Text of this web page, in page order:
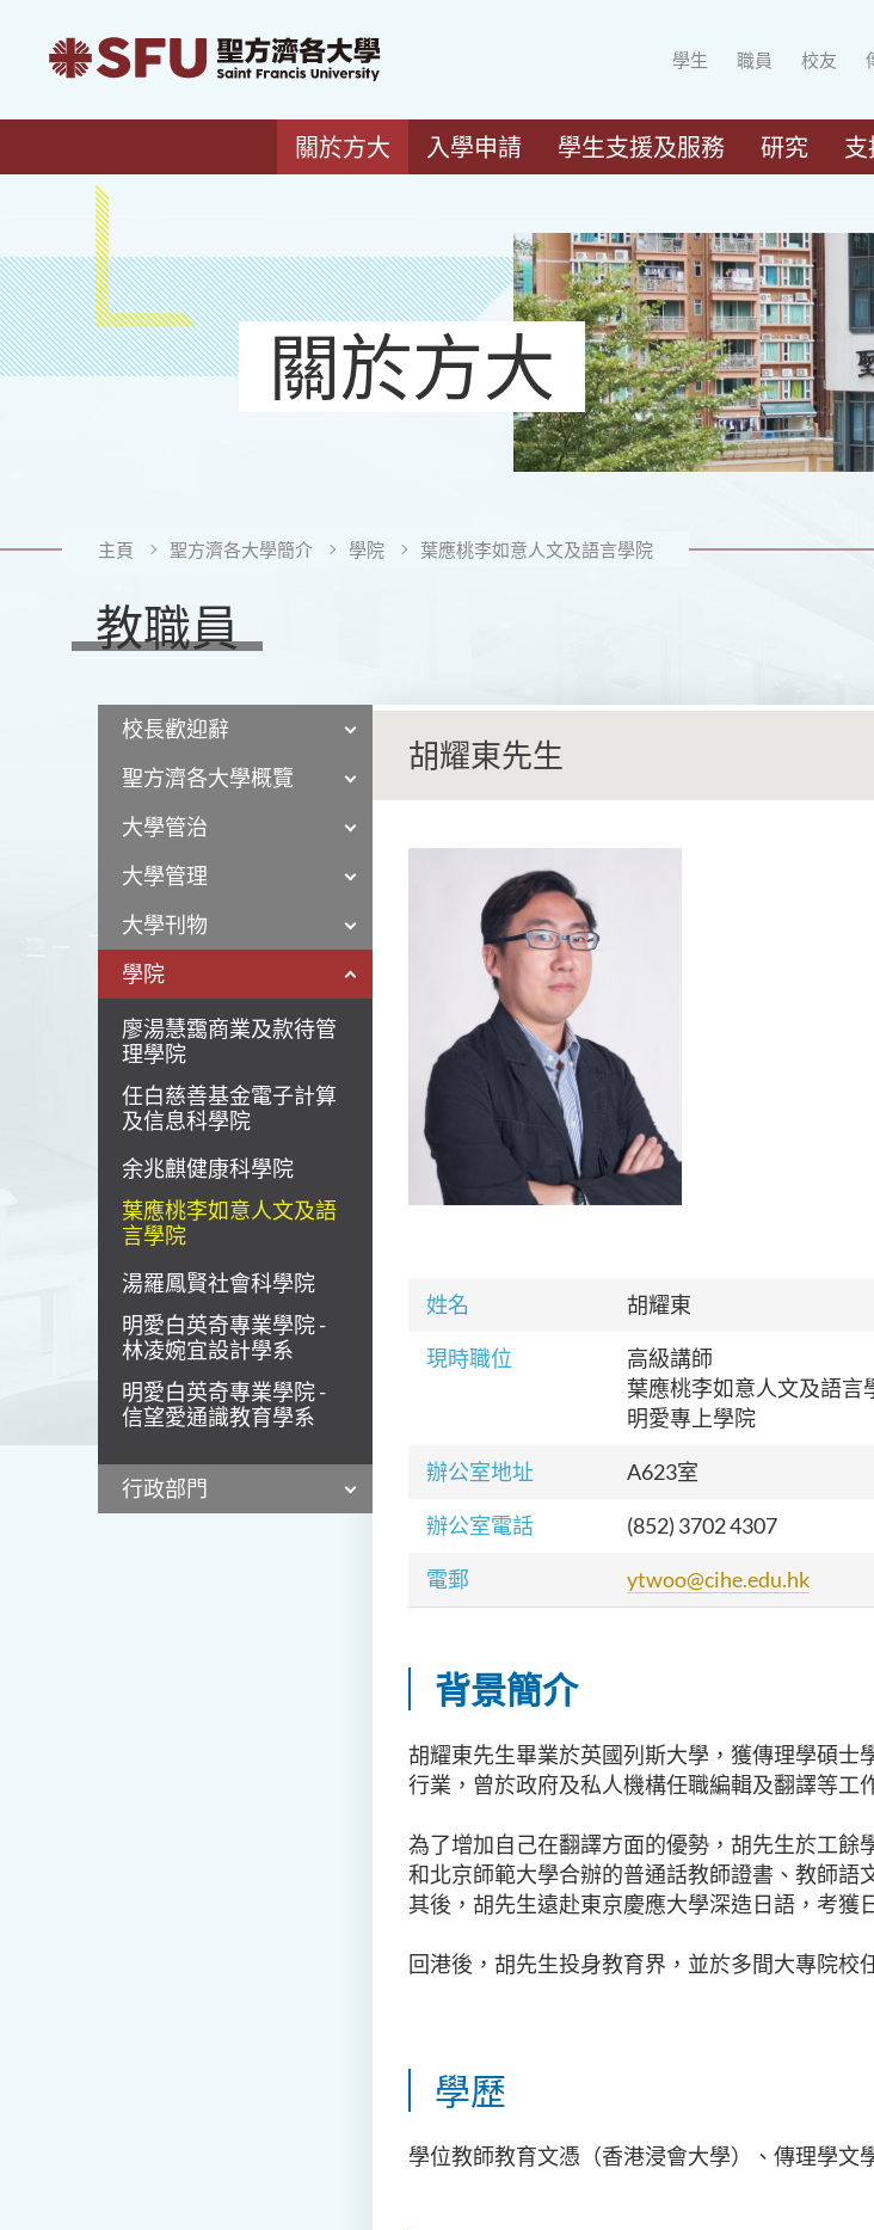
學生 職員 校友
關於方大 入學申請 學生支援及服務 研究 支
關於方大
主頁 聖方濟各大學簡介 學院 葉應桃李如意人文及語言學院
教職員
校長歡迎辭
聖方濟各大學概覽
大學管治
大學管理
大學刊物
學院
廖湯慧靄商業及款待管
理學院
任白慈善基金電子計算
及信息科學院
余兆麒健康科學院
葉應桃李如意人文及語
言學院
湯羅鳳賢社會科學院
明愛白英奇專業學院 -
林凌婉宜設計學系
明愛白英奇專業學院 -
信望愛通識教育學系
行政部門
胡耀東先生
姓名 胡耀東
現時職位
高級講師
葉應桃李如意人文及語言
明愛專上學院
辦公室地址 A623室
辦公室電話 (852) 3702 4307
電郵 ytwoo@cihe.edu.hk
背景簡介
胡耀東先生畢業於英國列斯大學，獲傳理學碩士
行業，曾於政府及私人機構任職編輯及翻譯等工
為了增加自己在翻譯方面的優勢，胡先生於工餘
和北京師範大學合辦的普通話教師證書、教師語
其後，胡先生遠赴東京慶應大學深造日語，考獲
回港後，胡先生投身教育界，並於多間大專院校
學歷
學位教師教育文憑（香港浸會大學）、傳理學文